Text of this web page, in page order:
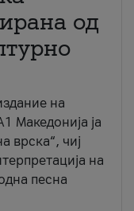
од
на
Македонија ја
врска“, чиј
на
песна